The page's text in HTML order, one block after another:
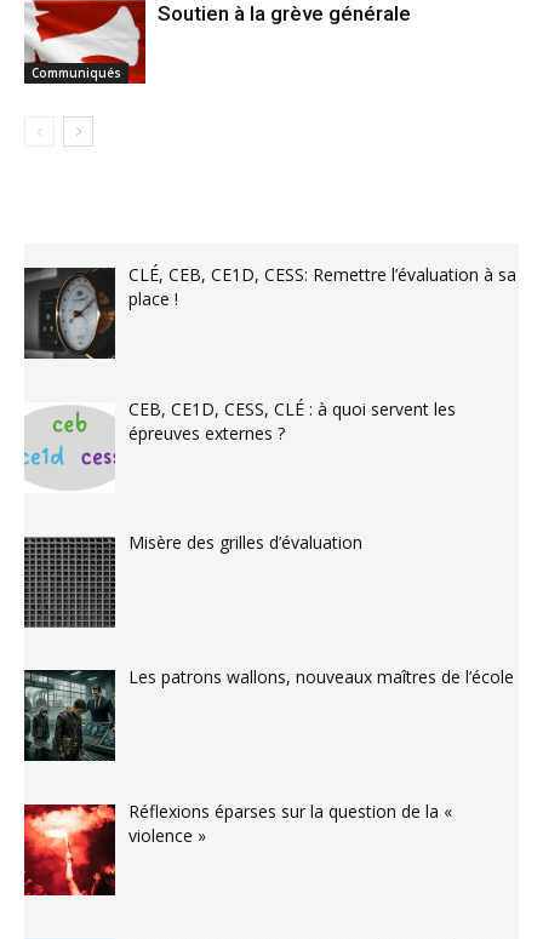
Communiqués
Soutien à la grève générale
CLÉ, CEB, CE1D, CESS: Remettre l’évaluation à sa
place !
CEB, CE1D, CESS, CLÉ : à quoi servent les
épreuves externes ?
Misère des grilles d’évaluation
Les patrons wallons, nouveaux maîtres de l’école
Réflexions éparses sur la question de la «
violence »